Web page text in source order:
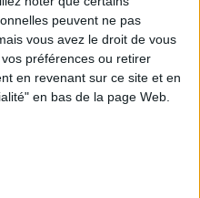
peuvent ne pas
vous avez le droit de vous
préférences ou retirer
en revenant sur ce site et en
en bas de la page Web.
par des féculents ?
du 05/08/2026